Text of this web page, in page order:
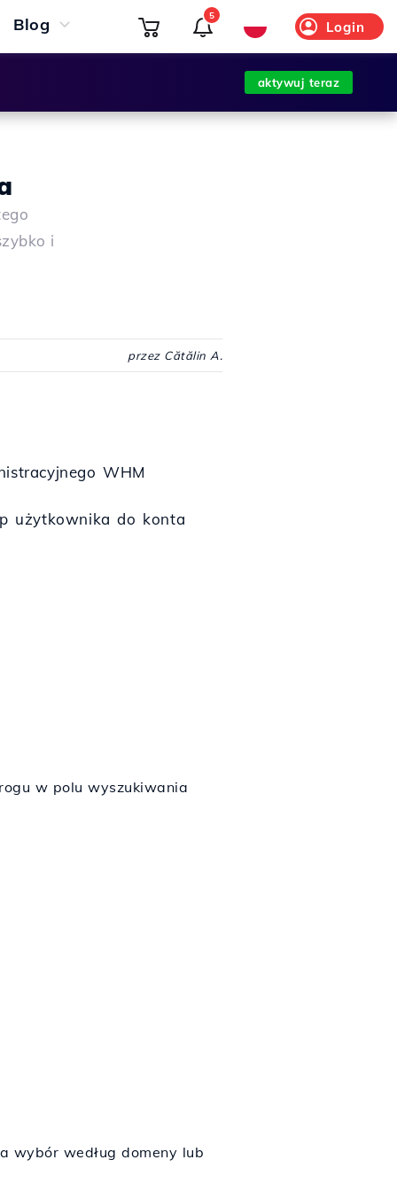
Blog Login
5
aktywuj teraz
i
przez Cătălin A.
WHM
użytkownika do konta
w polu wyszukiwania
wybór według domeny lub